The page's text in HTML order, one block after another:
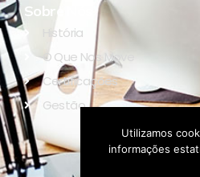
Sobre Nós
História
O Que Nos Move
Certificações
Gestão
Utilizamos
informações